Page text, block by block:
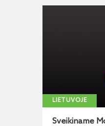
LIETUVOJE
Sveikiname